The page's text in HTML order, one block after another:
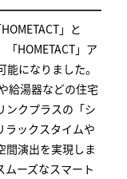
」と
「HOMETACT」ア
になりました。
給湯器などの住宅
ンクプラスの「シ
ラックスタイムや
間演出を実現しま
ムーズなスマート